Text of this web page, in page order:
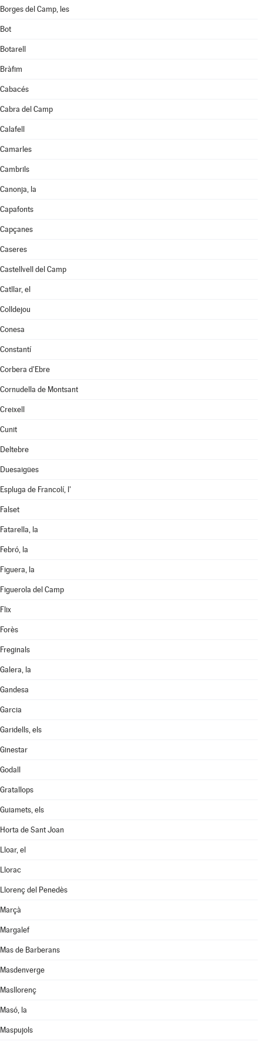
Borges del Camp, les
Bot
Botarell
Bràfim
Cabacés
Cabra del Camp
Calafell
Camarles
Cambrils
Canonja, la
Capafonts
Capçanes
Caseres
Castellvell del Camp
Catllar, el
Colldejou
Conesa
Constantí
Corbera d'Ebre
Cornudella de Montsant
Creixell
Cunit
Deltebre
Duesaigües
Espluga de Francolí, l'
Falset
Fatarella, la
Febró, la
Figuera, la
Figuerola del Camp
Flix
Forès
Freginals
Galera, la
Gandesa
Garcia
Garidells, els
Ginestar
Godall
Gratallops
Guiamets, els
Horta de Sant Joan
Lloar, el
Llorac
Llorenç del Penedès
Marçà
Margalef
Mas de Barberans
Masdenverge
Masllorenç
Masó, la
Maspujols